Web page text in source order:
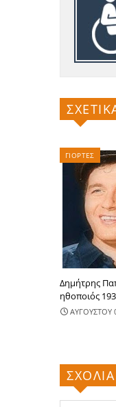
ΓΙΟΡΤΕΣ
Δημήτρης
ηθοποιός
ΑΥΓΟΥΣΤΟΥ
ΣΧΟΛΙΑ